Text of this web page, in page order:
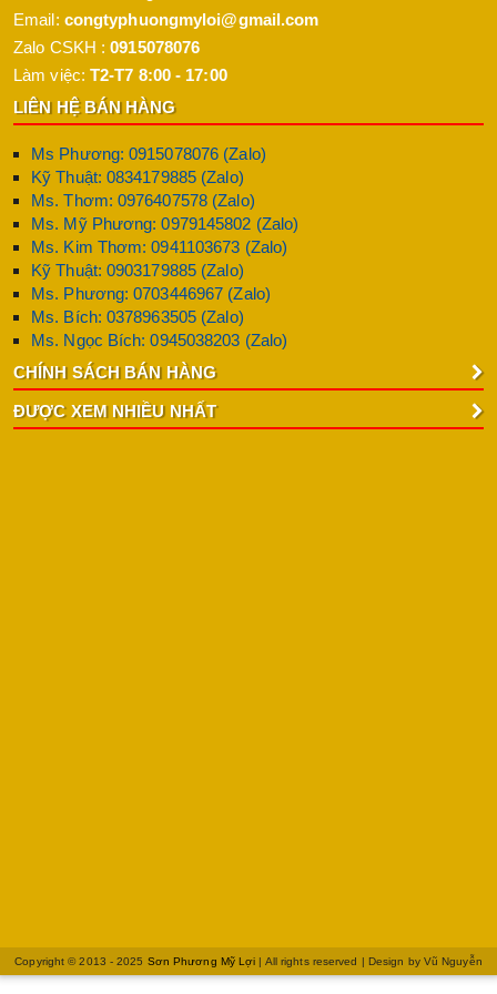
Email: congtyphuongmyloi@gmail.com
Zalo CSKH :0915078076
Làm việc: T2-T7 8:00 - 17:00
LIÊN HỆ BÁN HÀNG
Ms Phương: 0915078076 (Zalo)
Kỹ Thuật: 0834179885 (Zalo)
Ms. Thơm: 0976407578 (Zalo)
Ms. Mỹ Phương: 0979145802 (Zalo)
Ms. Kim Thơm: 0941103673 (Zalo)
Kỹ Thuật: 0903179885 (Zalo)
Ms. Phương: 0703446967 (Zalo)
Ms. Bích: 0378963505 (Zalo)
Ms. Ngọc Bích: 0945038203 (Zalo)
CHÍNH SÁCH BÁN HÀNG
ĐƯỢC XEM NHIỀU NHẤT
Copyright © 2013 - 2025 Sơn Phương Mỹ Lợi | All rights reserved | Design by Vũ Nguyễn